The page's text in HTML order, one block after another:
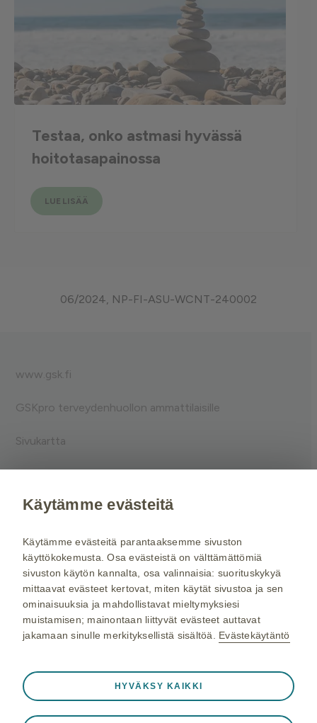
Testaa, onko astmasi hyvässä
hoitotasapainossa
LUE LISÄÄ
06/2024, NP-FI-ASU-WCNT-240002
www.gsk.fi
GSKpro terveydenhuollon ammattilaisille
Sivukartta
Tietosuojaseloste
Kysy tarvittaessa lisätietoja terveydenhuollon
ammattilaiselta.
oikeudet pidätetään.
GlaxoSmithKline Oy:n
osoite on Porkkalankatu 20
A, 00180, Viimeisin päivitys
Käytämme evästeitä
Käytämme evästeitä parantaaksemme sivuston
käyttökokemusta. Osa evästeistä on välttämättömiä
sivuston käytön kannalta, osa valinnaisia: suorituskykyä
mittaavat evästeet kertovat, miten käytät sivustoa ja sen
ominaisuuksia ja mahdollistavat mieltymyksiesi
muistamisen; mainontaan liittyvät evästeet auttavat
jakamaan sinulle merkityksellistä sisältöä. Evästekäytäntö
Välttämättömät evästeet ❮
HYVÄKSY KAIKKI